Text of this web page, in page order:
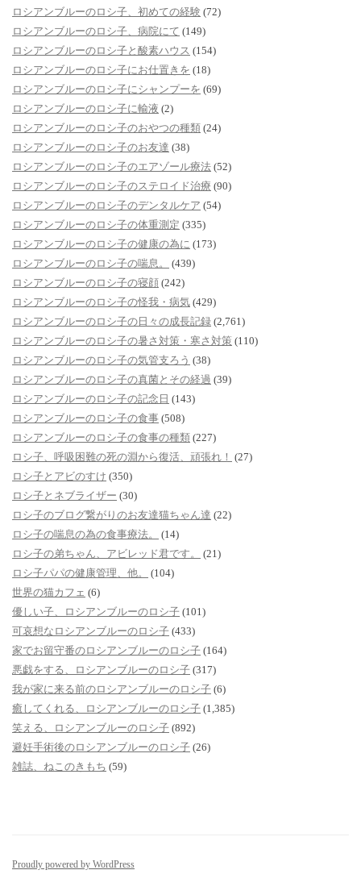
ロシアンブルーのロシ子、初めての経験 (72)
ロシアンブルーのロシ子、病院にて (149)
ロシアンブルーのロシ子と酸素ハウス (154)
ロシアンブルーのロシ子にお仕置きを (18)
ロシアンブルーのロシ子にシャンプーを (69)
ロシアンブルーのロシ子に輸液 (2)
ロシアンブルーのロシ子のおやつの種類 (24)
ロシアンブルーのロシ子のお友達 (38)
ロシアンブルーのロシ子のエアゾール療法 (52)
ロシアンブルーのロシ子のステロイド治療 (90)
ロシアンブルーのロシ子のデンタルケア (54)
ロシアンブルーのロシ子の体重測定 (335)
ロシアンブルーのロシ子の健康の為に (173)
ロシアンブルーのロシ子の喘息。
(439)
ロシアンブルーのロシ子の寝顔 (242)
ロシアンブルーのロシ子の怪我・病気 (429)
ロシアンブルーのロシ子の日々の成長記録 (2,761)
ロシアンブルーのロシ子の暑さ対策・寒さ対策 (110)
ロシアンブルーのロシ子の気管支ろう (38)
ロシアンブルーのロシ子の真菌とその経過 (39)
ロシアンブルーのロシ子の記念日 (143)
ロシアンブルーのロシ子の食事 (508)
ロシアンブルーのロシ子の食事の種類 (227)
ロシ子、呼吸困難の死の淵から復活、頑張れ！ (27)
ロシ子とアビのすけ (350)
ロシ子とネブライザー (30)
ロシ子のブログ繋がりのお友達猫ちゃん達 (22)
ロシ子の喘息の為の食事療法。
(14)
ロシ子の弟ちゃん、アビレッド君です。
(21)
ロシ子パパの健康管理、他。
(104)
世界の猫カフェ (6)
優しい子、ロシアンブルーのロシ子 (101)
可哀想なロシアンブルーのロシ子 (433)
家でお留守番のロシアンブルーのロシ子 (164)
悪戯をする、ロシアンブルーのロシ子 (317)
我が家に来る前のロシアンブルーのロシ子 (6)
癒してくれる、ロシアンブルーのロシ子 (1,385)
笑える、ロシアンブルーのロシ子 (892)
避妊手術後のロシアンブルーのロシ子 (26)
雑誌、ねこのきもち (59)
Proudly powered by WordPress